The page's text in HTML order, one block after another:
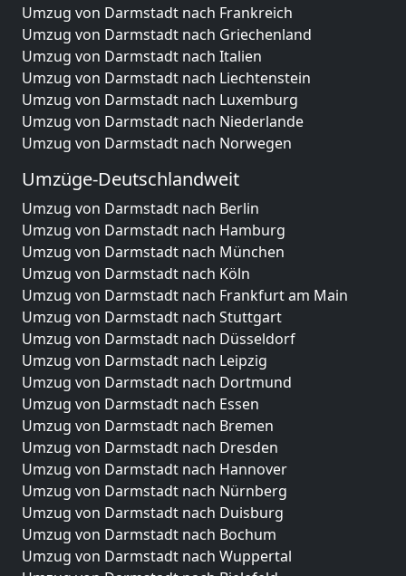
Umzug von Darmstadt nach Frankreich
Umzug von Darmstadt nach Griechenland
Umzug von Darmstadt nach Italien
Umzug von Darmstadt nach Liechtenstein
Umzug von Darmstadt nach Luxemburg
Umzug von Darmstadt nach Niederlande
Umzug von Darmstadt nach Norwegen
Umzüge-Deutschlandweit
Umzug von Darmstadt nach Berlin
Umzug von Darmstadt nach Hamburg
Umzug von Darmstadt nach München
Umzug von Darmstadt nach Köln
Umzug von Darmstadt nach Frankfurt am Main
Umzug von Darmstadt nach Stuttgart
Umzug von Darmstadt nach Düsseldorf
Umzug von Darmstadt nach Leipzig
Umzug von Darmstadt nach Dortmund
Umzug von Darmstadt nach Essen
Umzug von Darmstadt nach Bremen
Umzug von Darmstadt nach Dresden
Umzug von Darmstadt nach Hannover
Umzug von Darmstadt nach Nürnberg
Umzug von Darmstadt nach Duisburg
Umzug von Darmstadt nach Bochum
Umzug von Darmstadt nach Wuppertal